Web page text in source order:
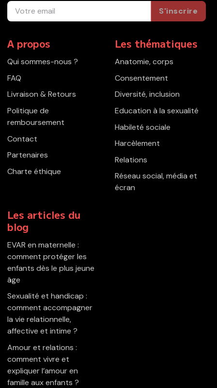
S'inscrire
A propos
Qui sommes-nous ?
FAQ
Livraison & Retours
Politique de
remboursement
Contact
Partenaires
Charte éthique
Les thématiques
Anatomie, corps
Consentement
Diversité, inclusion
Education à la sexualité
Habileté sociale
Harcèlement
Relations
Réseau social, média et
écran
Les articles du
blog
EVAR en maternelle :
comment protéger les
enfants dès le plus jeune
âge
Sexualité et handicap :
comment accompagner
la vie relationnelle,
affective et intime ?
Amour et relations :
comment vivre et
expliquer l’amour en
famille aux enfants ?